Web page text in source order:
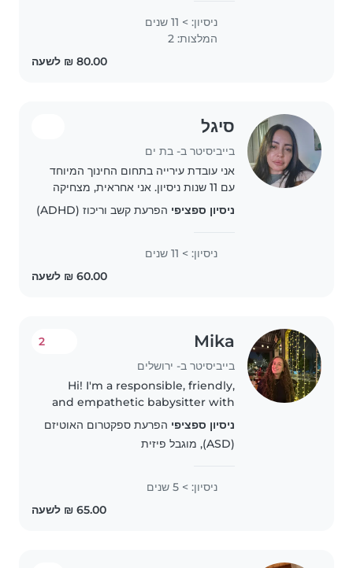
ניסיון: > 11 שנים
המלצות: 2
סיגל
בייביסיטר ב- בת ים
אני עובדת עירייה בתחום החינוך המיוחד
עם 11 שנות ניסיון. אני אחראית, מצחיקה
וסבלנית, ובעלת ניסיון עם ילדים בכל
הגילים, כולל ילדים עם ADHD. אני
שפה...
ניסיון ספציפי הפרעת קשב וריכוז (ADHD)
ניסיון: > 11 שנים
Mika
בייביסיטר ב- ירושלים
2
Hi! I'm a responsible, friendly,
and empathetic babysitter with
for children of all ages. I'm
comfortable with pets, cooking,
ניסיון ספציפי הפרעת ספקטרום האוטיזם
(ASD), מוגבל פיזית
ניסיון: > 5 שנים